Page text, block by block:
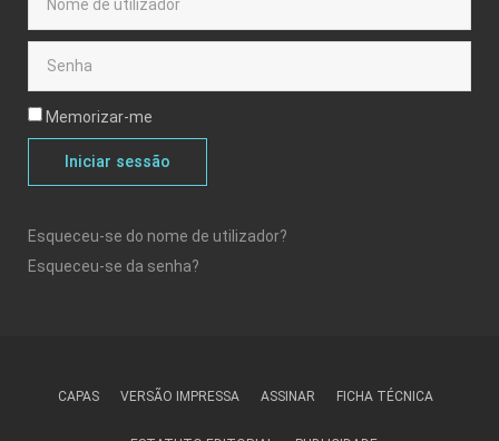
Memorizar-me
Iniciar sessão
Esqueceu-se do nome de utilizador?
Esqueceu-se da senha?
CAPAS VERSÃO IMPRESSA ASSINAR FICHA TÉCNICA